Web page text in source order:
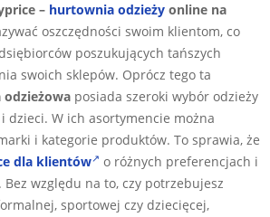
– hurtownia odzieży online na
oszczędności swoim klientom, co
poszukujących tańszych
swoich sklepów. Oprócz tego ta
posiada szeroki wybór odzieży
dzieci. W ich asortymencie można
i kategorie produktów. To sprawia, że
dla klientów
o różnych preferencjach i
względu na to, czy potrzebujesz
sportowej czy dziecięcej,